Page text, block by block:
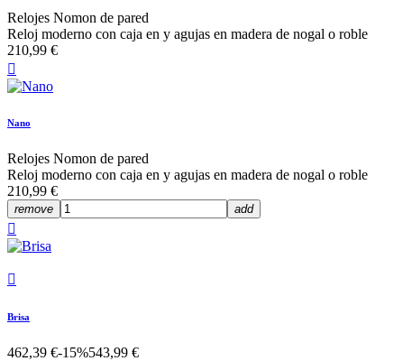
Relojes Nomon de pared
Reloj moderno con caja en y agujas en madera de nogal o roble
210,99 €

Nano
Relojes Nomon de pared
Reloj moderno con caja en y agujas en madera de nogal o roble
210,99 €
remove add


Brisa
462,39 €-15%543,99 €